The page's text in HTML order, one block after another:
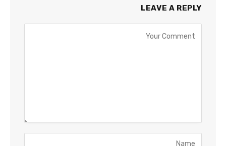
LEAVE A REPLY